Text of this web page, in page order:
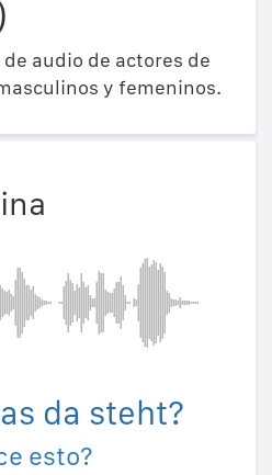
audio de actores de
y femeninos.
da steht?
esto?